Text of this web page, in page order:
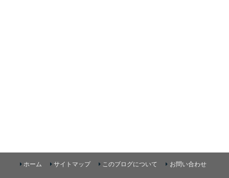
ホーム サイトマップ このブログについて お問い合わせ